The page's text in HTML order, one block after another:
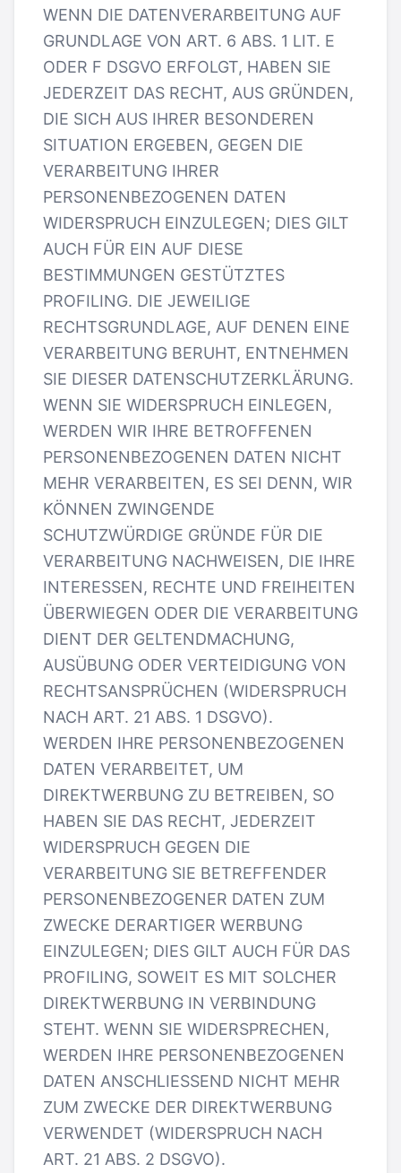
WENN DIE DATENVERARBEITUNG AUF
GRUNDLAGE VON ART. 6 ABS. 1 LIT. E
ODER F DSGVO ERFOLGT, HABEN SIE
JEDERZEIT DAS RECHT, AUS GRÜNDEN,
DIE SICH AUS IHRER BESONDEREN
SITUATION ERGEBEN, GEGEN DIE
VERARBEITUNG IHRER
PERSONENBEZOGENEN DATEN
WIDERSPRUCH EINZULEGEN; DIES GILT
AUCH FÜR EIN AUF DIESE
BESTIMMUNGEN GESTÜTZTES
PROFILING. DIE JEWEILIGE
RECHTSGRUNDLAGE, AUF DENEN EINE
VERARBEITUNG BERUHT, ENTNEHMEN
SIE DIESER DATENSCHUTZERKLÄRUNG.
WENN SIE WIDERSPRUCH EINLEGEN,
WERDEN WIR IHRE BETROFFENEN
PERSONENBEZOGENEN DATEN NICHT
MEHR VERARBEITEN, ES SEI DENN, WIR
KÖNNEN ZWINGENDE
SCHUTZWÜRDIGE GRÜNDE FÜR DIE
VERARBEITUNG NACHWEISEN, DIE IHRE
INTERESSEN, RECHTE UND FREIHEITEN
ÜBERWIEGEN ODER DIE VERARBEITUNG
DIENT DER GELTENDMACHUNG,
AUSÜBUNG ODER VERTEIDIGUNG VON
RECHTSANSPRÜCHEN (WIDERSPRUCH
NACH ART. 21 ABS. 1 DSGVO).
WERDEN IHRE PERSONENBEZOGENEN
DATEN VERARBEITET, UM
DIREKTWERBUNG ZU BETREIBEN, SO
HABEN SIE DAS RECHT, JEDERZEIT
WIDERSPRUCH GEGEN DIE
VERARBEITUNG SIE BETREFFENDER
PERSONENBEZOGENER DATEN ZUM
ZWECKE DERARTIGER WERBUNG
EINZULEGEN; DIES GILT AUCH FÜR DAS
PROFILING, SOWEIT ES MIT SOLCHER
DIREKTWERBUNG IN VERBINDUNG
STEHT. WENN SIE WIDERSPRECHEN,
WERDEN IHRE PERSONENBEZOGENEN
DATEN ANSCHLIESSEND NICHT MEHR
ZUM ZWECKE DER DIREKTWERBUNG
VERWENDET (WIDERSPRUCH NACH
ART. 21 ABS. 2 DSGVO).